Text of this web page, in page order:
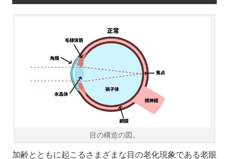
目の構造の図。
加齢とともに起こるさまざまな目の老化現象である老眼